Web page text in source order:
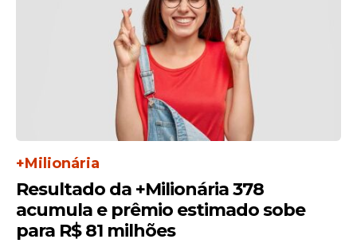
+Milionária
Resultado da +Milionária 378
acumula e prêmio estimado sobe
para R$ 81 milhões